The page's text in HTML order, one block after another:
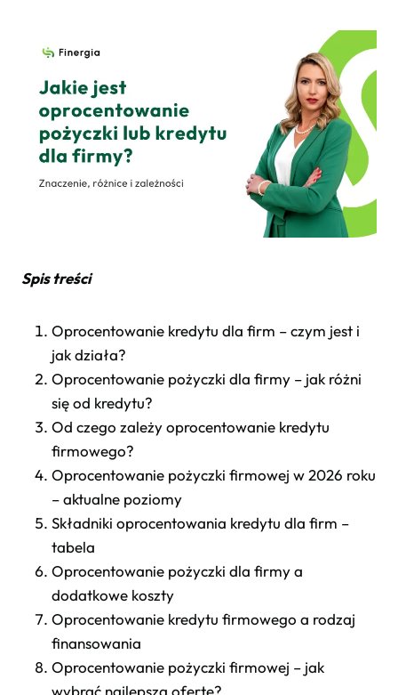
Spis treści
Oprocentowanie kredytu dla firm – czym jest i
jak działa?
Oprocentowanie pożyczki dla firmy – jak różni
się od kredytu?
Od czego zależy oprocentowanie kredytu
firmowego?
Oprocentowanie pożyczki firmowej w 2026 roku
– aktualne poziomy
Składniki oprocentowania kredytu dla firm –
tabela
Oprocentowanie pożyczki dla firmy a
dodatkowe koszty
Oprocentowanie kredytu firmowego a rodzaj
finansowania
Oprocentowanie pożyczki firmowej – jak